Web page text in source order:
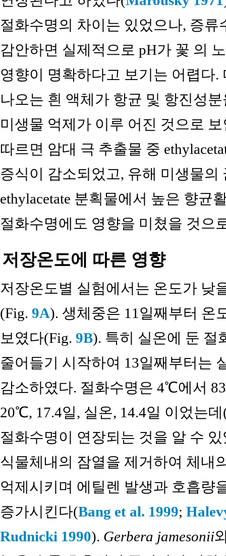
절화수명의 차이는 있었으나, 증류
감안하면 실제적으로 pH가 꽃 의
영향이 명확하다고 보기는 어렵다
나오는 흰 액체가 항균 및 항진성
미생물 억제가 이루 어진 것으로
따르면 암대 극 추출물 중
증식이 감소되었고, 유해 미생물
ethylacetate 분획물에서 높은 향균
절화수명에도 영향을 미쳤을 것으
저장온도에 따른 영향
저장온도별 실험에서는 온도가 낮
(Fig. 9A). 생체중은 11일째부터 온
보였다(Fig. 9B). 특히 실온에 둔 절
줄어들기 시작하여 13일째부터는
감소하였다. 절화수명은 4℃에서
20℃, 17.4일, 실온, 14.4일 이었는
절화수명이 연장되는 것을 알 수
식물체내의 잠열을 제거하여 체내
억제시키며 에틸렌 발생과 호흡량
증가시킨다(Bang et al. 1999;
Rudnicki 1990). Gerbera jamesonii